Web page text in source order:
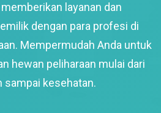
layanan dan
dengan para profesi di
Mempermudah Anda untuk
hewan peliharaan mulai dari
sampai kesehatan.